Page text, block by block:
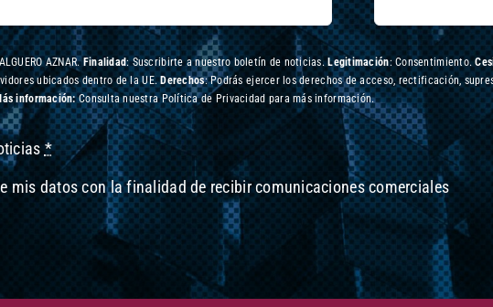
AZNAR. Finalidad: Suscribirte a nuestro boletín de noticias. Legitimación: Consentimiento.
ubicados dentro de la UE.Derechos: Podrás ejercer los derechos de acceso, rectificación,
información:Consulta nuestra Política de Privacidad para más información.
*
mis datos con la finalidad de recibir comunicaciones comerciales